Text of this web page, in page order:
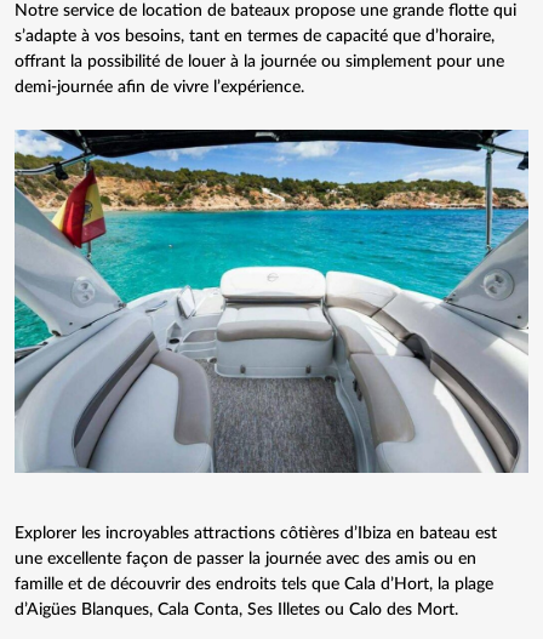
Notre service de location de bateaux propose une grande flotte qui
s’adapte à vos besoins, tant en termes de capacité que d’horaire,
offrant la possibilité de louer à la journée ou simplement pour une
demi-journée afin de vivre l’expérience.
Explorer les incroyables attractions côtières d’Ibiza en bateau est
une excellente façon de passer la journée avec des amis ou en
famille et de découvrir des endroits tels que Cala d’Hort, la plage
d’Aigües Blanques, Cala Conta, Ses Illetes ou Calo des Mort.